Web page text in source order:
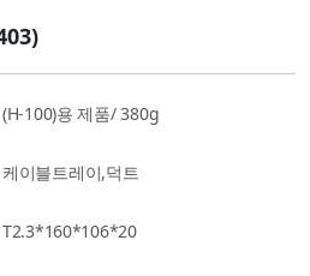
(H-100)용 제품/ 380g
케이블트레이,덕트
T2.3*160*106*20